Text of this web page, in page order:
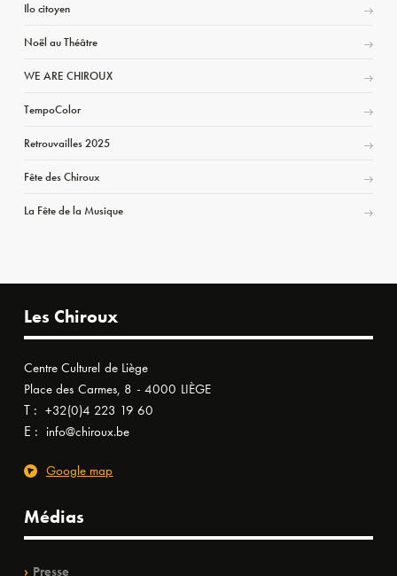
Ilo citoyen
Noël au Théâtre
WE ARE CHIROUX
TempoColor
Retrouvailles 2025
Fête des Chiroux
La Fête de la Musique
Les Chiroux
Centre Culturel de Liège
Place des Carmes, 8 - 4000 LIÈGE
T : +32(0)4 223 19 60
E : info@chiroux.be
Google map
Médias
Presse